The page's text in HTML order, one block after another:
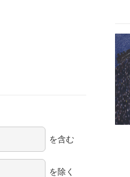
を含む
を除く